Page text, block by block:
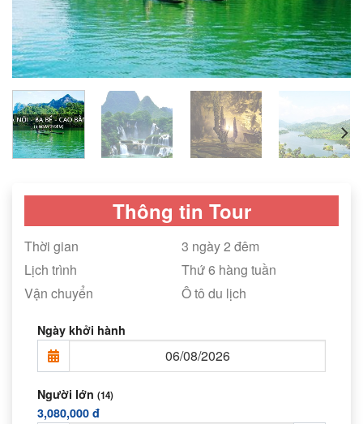
Thông tin Tour
Thời gian
3 ngày 2 đêm
Lịch trình
Thứ 6 hàng tuần
Vận chuyển
Ô tô du lịch
Ngày khởi hành
Người lớn (14)
3,080,000 đ